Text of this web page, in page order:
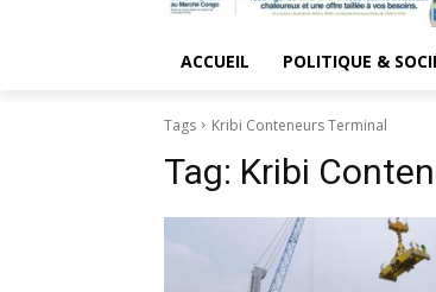
ACCUEIL POLITIQUE &
Tags Kribi Conteneurs Terminal
Tag: Kribi